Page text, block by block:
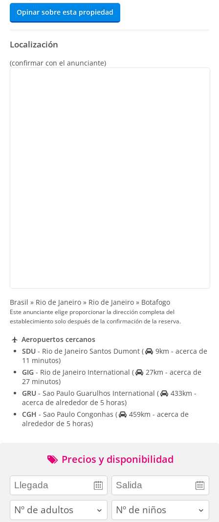
Opinar sobre esta propiedad
Localización
(confirmar con el anunciante)
Brasil » Rio de Janeiro » Rio de Janeiro » Botafogo
Este anunciante elige proporcionar la dirección completa del
establecimiento solo después de la confirmación de la reserva.
Aeropuertos cercanos
SDU - Rio de Janeiro Santos Dumont (
9km - acerca de
11 minutos)
GIG - Rio de Janeiro International (
27km - acerca de
27 minutos)
GRU - Sao Paulo Guarulhos International (
433km -
acerca de alrededor de 5 horas)
CGH - Sao Paulo Congonhas (
459km - acerca de
alrededor de 5 horas)
Precios y disponibilidad
adults children